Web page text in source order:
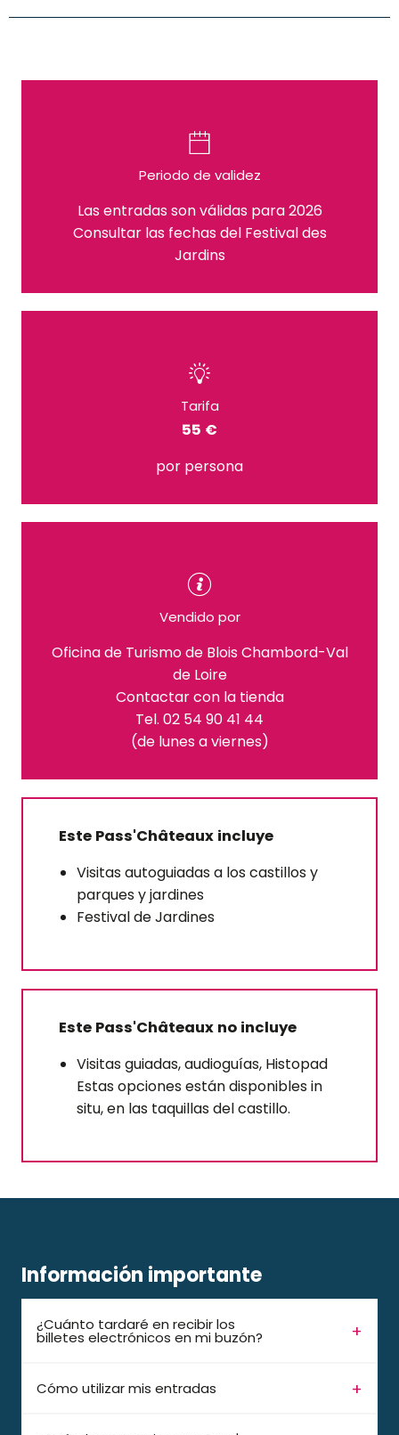
Periodo de validez
Las entradas son válidas para 2026
Consultar las fechas del Festival des
Jardins
Tarifa
55 €
por persona
Vendido por
Oficina de Turismo de Blois Chambord-Val
de Loire
Contactar con la tienda
Tel. 02 54 90 41 44
(de lunes a viernes)
Este Pass'Châteaux incluye
Visitas autoguiadas a los castillos y
parques y jardines
Festival de Jardines
Este Pass'Châteaux no incluye
Visitas guiadas, audioguías, Histopad
Estas opciones están disponibles in
situ, en las taquillas del castillo.
Información importante
¿Cuánto tardaré en recibir los
billetes electrónicos en mi buzón?
Cómo utilizar mis entradas